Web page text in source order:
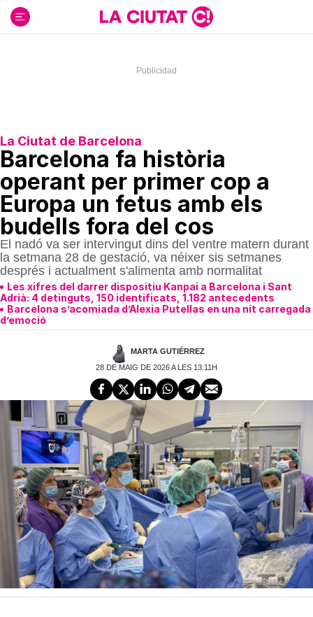
contenido
La Ciutat de Barcelona
Barcelona fa història
operant per primer cop a
Europa un fetus amb els
budells fora del cos
El nadó va ser intervingut dins del ventre matern durant
la setmana 28 de gestació, va néixer sis setmanes
després i actualment s'alimenta amb normalitat
Les xifres del darrer dispositiu Kanpai a Barcelona i Sant
Adrià: 4 detinguts, 150 identificats, 1.182 antecedents
Barcelona s’acomiada d’Alexia Putellas en una nit carregada
d’emoció
MARTA GUTIÉRREZ
28 DE MAIG DE 2026 A LES 13:11H